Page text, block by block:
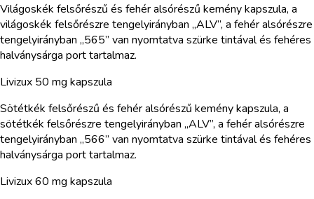
Világoskék felsőrészű és fehér alsórészű kemény kapszula, a
világoskék felsőrészre tengelyirányban „ALV”, a fehér alsórészre
tengelyirányban „565” van nyomtatva szürke tintával és fehéres
halványsárga port tartalmaz.
Livizux 50 mg kapszula
Sötétkék felsőrészű és fehér alsórészű kemény kapszula, a
sötétkék felsőrészre tengelyirányban „ALV”, a fehér alsórészre
tengelyirányban „566” van nyomtatva szürke tintával és fehéres
halványsárga port tartalmaz.
Livizux 60 mg kapszula